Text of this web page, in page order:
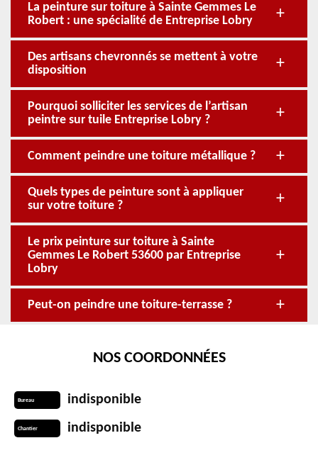
La peinture sur toiture à Sainte Gemmes Le
Robert : une spécialité de Entreprise Lobry
Des artisans chevronnés se mettent à votre
disposition
Pourquoi solliciter les services de l’artisan
peintre sur tuile Entreprise Lobry ?
Comment peindre une toiture métallique ?
Quels types de peinture sont à appliquer
sur votre toiture ?
Le prix peinture sur toiture à Sainte
Gemmes Le Robert 53600 par Entreprise
Lobry
Peut-on peindre une toiture-terrasse ?
NOS COORDONNÉES
Bureau indisponible
Chantier indisponible